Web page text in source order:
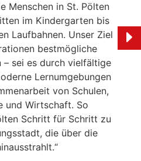
Menschen in St. Pölten
im Kindergarten bis
Laufbahnen. Unser Ziel
bestmögliche
– sei es durch vielfältige
Lernumgebungen
von Schulen,
und Wirtschaft. So
Schritt für Schritt zu
die über die